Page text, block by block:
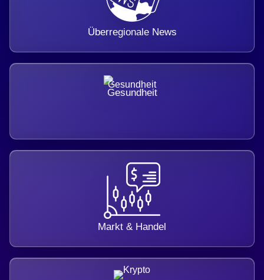
Überregionale News
Gesundheit
Markt & Handel